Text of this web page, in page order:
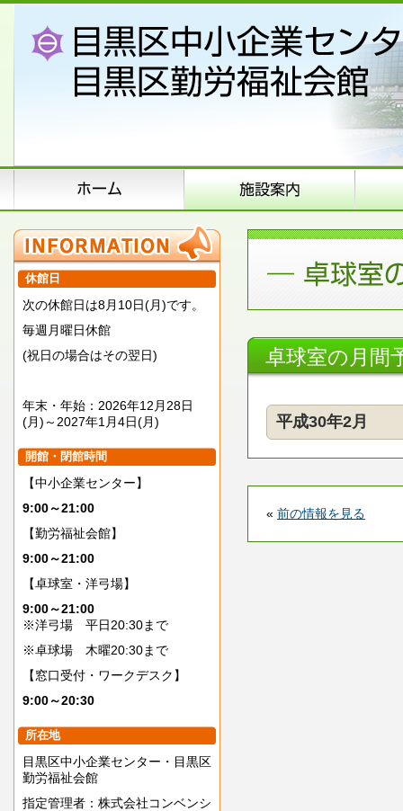
休館日
次の休館日は8月10日(月)です。
毎週月曜日休館
(祝日の場合はその翌日)
年末・年始：2026年12月28日
(月)～2027年1月4日(月)
開館・閉館時間
【中小企業センター】
9:00～21:00
【勤労福祉会館】
9:00～21:00
【卓球室・洋弓場】
9:00～21:00
※洋弓場 平日20:30まで
※卓球場 木曜20:30まで
【窓口受付・ワークデスク】
9:00～20:30
所在地
目黒区中小企業センター・目黒区
勤労福祉会館
指定管理者：株式会社コンベンシ
卓球室の月間
平成30年2月
« 前の情報を見る